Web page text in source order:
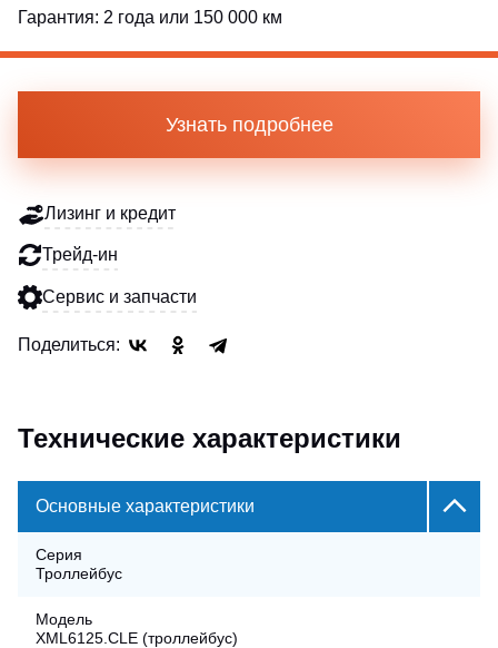
Гарантия: 2 года или 150 000 км
Узнать подробнее
Лизинг и кредит
Трейд-ин
Сервис и запчасти
Поделиться:
Технические характеристики
Основные характеристики
Серия
Троллейбус
Модель
XML6125.CLE (троллейбус)